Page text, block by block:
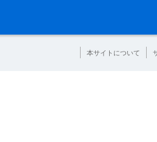
本サイトについて